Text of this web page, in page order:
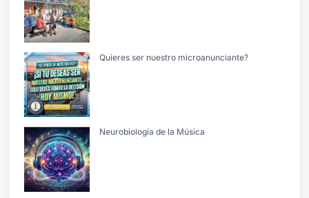
Quieres ser nuestro microanunciante?
Neurobiología de la Música